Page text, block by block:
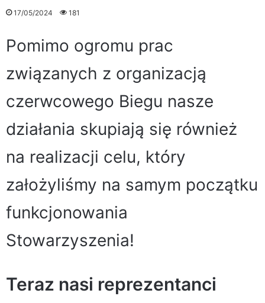
17/05/2024 181
Pomimo ogromu prac
związanych z organizacją
czerwcowego Biegu nasze
działania skupiają się również
na realizacji celu, który
założyliśmy na samym początku
funkcjonowania
Stowarzyszenia!
Teraz nasi reprezentanci